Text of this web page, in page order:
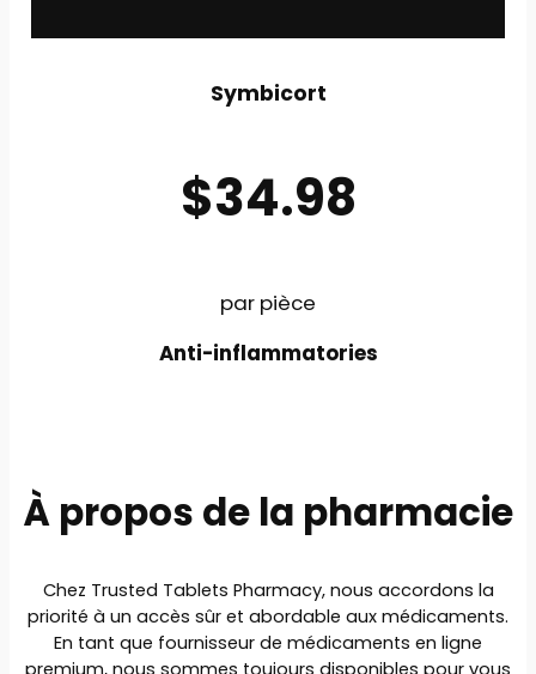
Symbicort
$34.98
par pièce
Anti-inflammatories
À propos de la pharmacie
Chez Trusted Tablets Pharmacy, nous accordons la
priorité à un accès sûr et abordable aux médicaments.
En tant que fournisseur de médicaments en ligne